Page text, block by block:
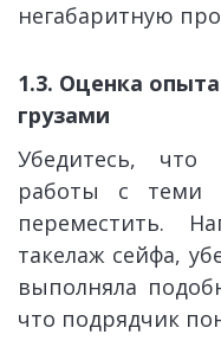
негабаритную
1.3. Оценка
грузами
Убедитесь,
работы с теми
переместить.
такелаж сейфа,
выполняла
что подрядчик